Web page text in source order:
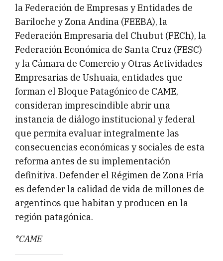
la Federación de Empresas y Entidades de
Bariloche y Zona Andina (FEEBA), la
Federación Empresaria del Chubut (FECh), la
Federación Económica de Santa Cruz (FESC)
y la Cámara de Comercio y Otras Actividades
Empresarias de Ushuaia, entidades que
forman el Bloque Patagónico de CAME,
consideran imprescindible abrir una
instancia de diálogo institucional y federal
que permita evaluar integralmente las
consecuencias económicas y sociales de esta
reforma antes de su implementación
definitiva. Defender el Régimen de Zona Fría
es defender la calidad de vida de millones de
argentinos que habitan y producen en la
región patagónica.
*CAME